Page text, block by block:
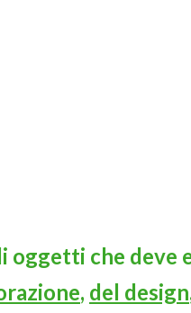
oggetti che deve
, del design